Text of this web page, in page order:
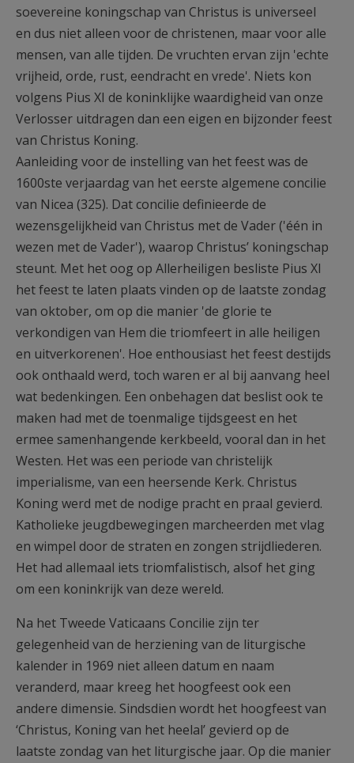
soevereine koningschap van Christus is universeel
en dus niet alleen voor de christenen, maar voor alle
mensen, van alle tijden. De vruchten ervan zijn 'echte
vrijheid, orde, rust, eendracht en vrede'. Niets kon
volgens Pius XI de koninklijke waardigheid van onze
Verlosser uitdragen dan een eigen en bijzonder feest
van Christus Koning.
Aanleiding voor de instelling van het feest was de
1600ste verjaardag van het eerste algemene concilie
van Nicea (325). Dat concilie definieerde de
wezensgelijkheid van Christus met de Vader ('één in
wezen met de Vader'), waarop Christus’ koningschap
steunt. Met het oog op Allerheiligen besliste Pius XI
het feest te laten plaats vinden op de laatste zondag
van oktober, om op die manier 'de glorie te
verkondigen van Hem die triomfeert in alle heiligen
en uitverkorenen'. Hoe enthousiast het feest destijds
ook onthaald werd, toch waren er al bij aanvang heel
wat bedenkingen. Een onbehagen dat beslist ook te
maken had met de toenmalige tijdsgeest en het
ermee samenhangende kerkbeeld, vooral dan in het
Westen. Het was een periode van christelijk
imperialisme, van een heersende Kerk. Christus
Koning werd met de nodige pracht en praal gevierd.
Katholieke jeugdbewegingen marcheerden met vlag
en wimpel door de straten en zongen strijdliederen.
Het had allemaal iets triomfalistisch, alsof het ging
om een koninkrijk van deze wereld.
Na het Tweede Vaticaans Concilie zijn ter
gelegenheid van de herziening van de liturgische
kalender in 1969 niet alleen datum en naam
veranderd, maar kreeg het hoogfeest ook een
andere dimensie. Sindsdien wordt het hoogfeest van
‘Christus, Koning van het heelal’ gevierd op de
laatste zondag van het liturgische jaar. Op die manier